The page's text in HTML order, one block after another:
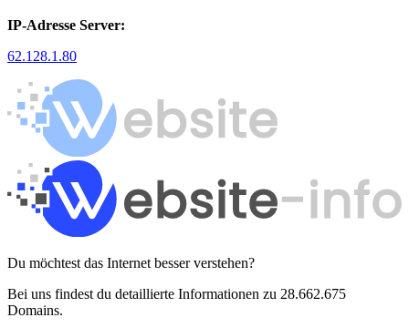
IP-Adresse Server:
62.128.1.80
Du möchtest das Internet besser verstehen?
Bei uns findest du detaillierte Informationen zu 28.662.675
Domains.